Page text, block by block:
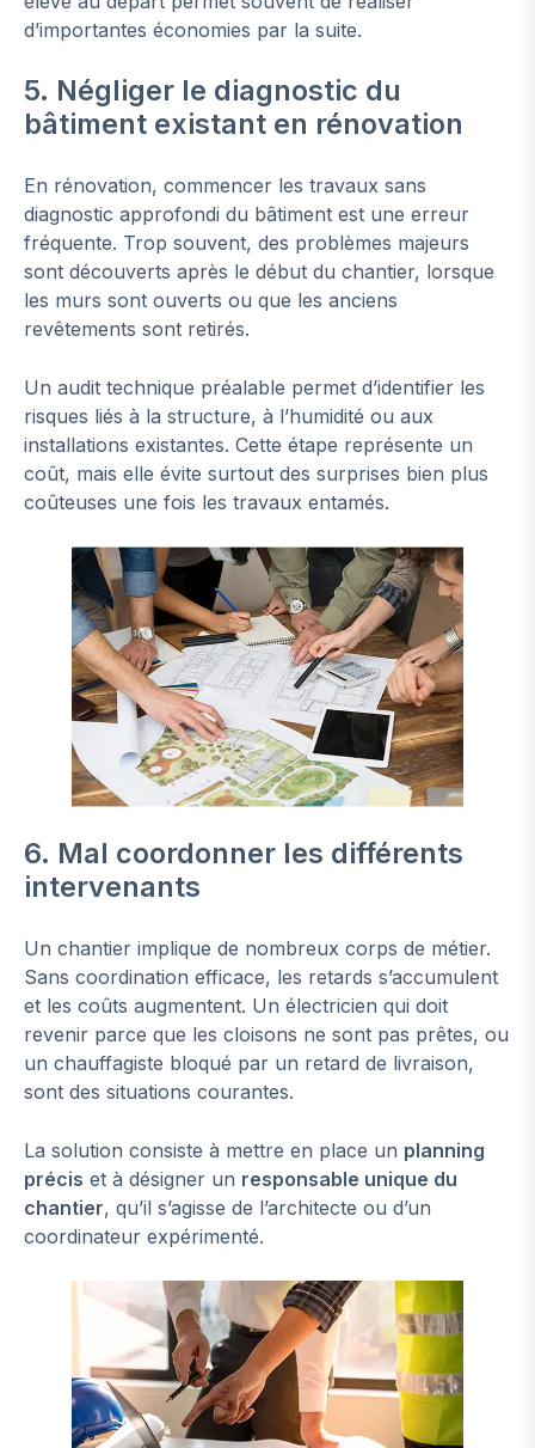
d’importantes économies par la suite.
5. Négliger le diagnostic du
bâtiment existant en rénovation
En rénovation, commencer les travaux sans
diagnostic approfondi du bâtiment est une erreur
fréquente. Trop souvent, des problèmes majeurs
sont découverts après le début du chantier, lorsque
les murs sont ouverts ou que les anciens
revêtements sont retirés.
Un audit technique préalable permet d’identifier les
risques liés à la structure, à l’humidité ou aux
installations existantes. Cette étape représente un
coût, mais elle évite surtout des surprises bien plus
coûteuses une fois les travaux entamés.
6. Mal coordonner les différents
intervenants
Un chantier implique de nombreux corps de métier.
Sans coordination efficace, les retards s’accumulent
et les coûts augmentent. Un électricien qui doit
revenir parce que les cloisons ne sont pas prêtes, ou
un chauffagiste bloqué par un retard de livraison,
sont des situations courantes.
La solution consiste à mettre en place un planning
précis et à désigner un responsable unique du
chantier, qu’il s’agisse de l’architecte ou d’un
coordinateur expérimenté.